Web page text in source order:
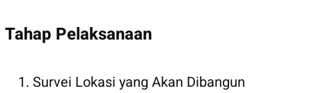
Tahap Pelaksanaan
Survei Lokasi yang Akan Dibangun